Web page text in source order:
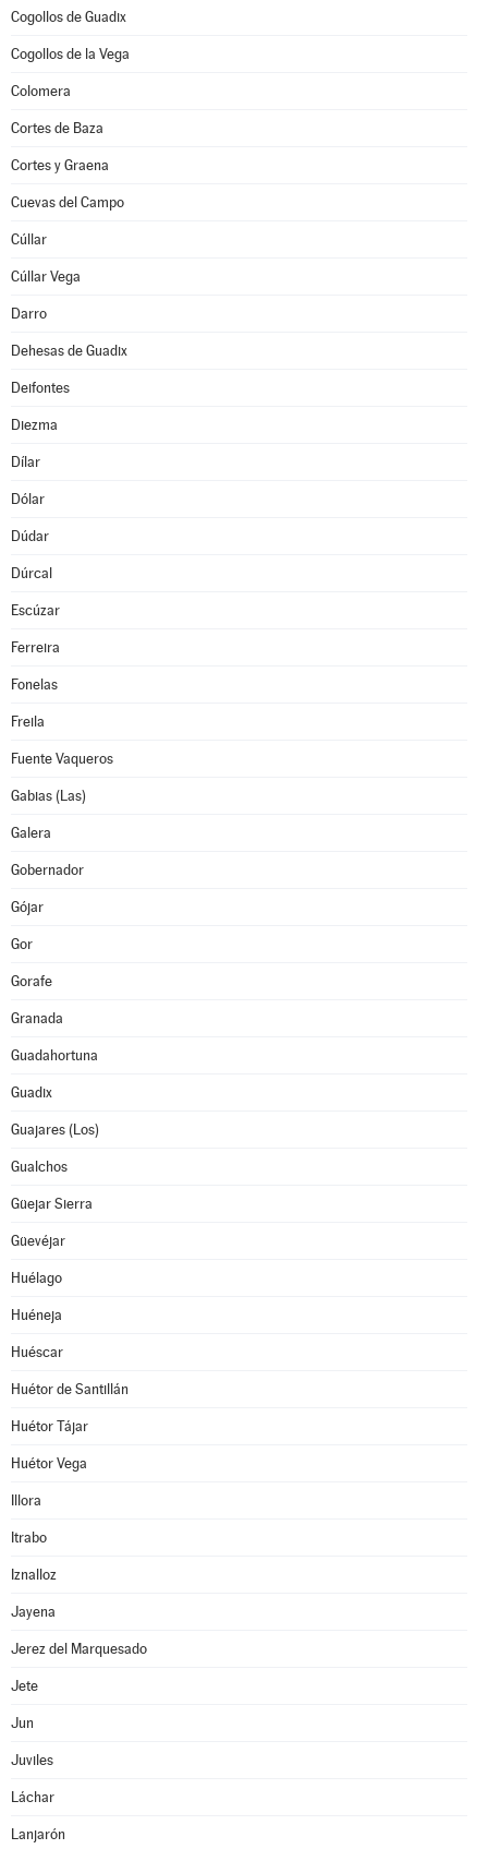
Cogollos de Guadix
Cogollos de la Vega
Colomera
Cortes de Baza
Cortes y Graena
Cuevas del Campo
Cúllar
Cúllar Vega
Darro
Dehesas de Guadix
Deifontes
Diezma
Dílar
Dólar
Dúdar
Dúrcal
Escúzar
Ferreira
Fonelas
Freila
Fuente Vaqueros
Gabias (Las)
Galera
Gobernador
Gójar
Gor
Gorafe
Granada
Guadahortuna
Guadix
Guajares (Los)
Gualchos
Güejar Sierra
Güevéjar
Huélago
Huéneja
Huéscar
Huétor de Santillán
Huétor Tájar
Huétor Vega
Illora
Itrabo
Iznalloz
Jayena
Jerez del Marquesado
Jete
Jun
Juviles
Láchar
Lanjarón